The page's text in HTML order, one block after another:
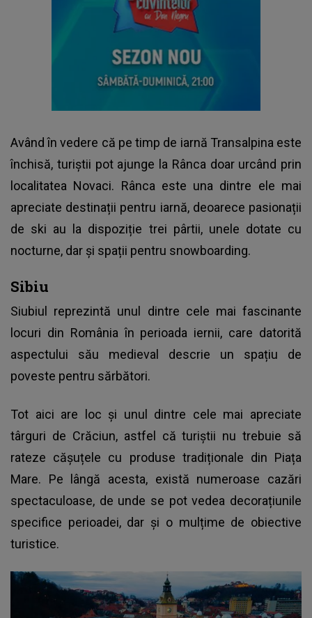
Având în vedere că pe timp de iarnă Transalpina este
închisă, turiștii pot ajunge la Rânca doar urcând prin
localitatea Novaci. Rânca este una dintre ele mai
apreciate destinații pentru iarnă, deoarece pasionații
de ski au la dispoziție trei pârtii, unele dotate cu
nocturne, dar și spații pentru snowboarding.
Sibiu
Siubiul reprezintă unul dintre cele mai fascinante
locuri din România în perioada iernii, care datorită
aspectului său medieval descrie un spațiu de
poveste pentru sărbători.
Tot aici are loc și unul dintre cele mai apreciate
târguri de Crăciun, astfel că turiștii nu trebuie să
rateze cășuțele cu produse tradiționale din Piața
Mare. Pe lângă acesta, există numeroase cazări
spectaculoase, de unde se pot vedea decorațiunile
specifice perioadei, dar și o mulțime de obiective
turistice.